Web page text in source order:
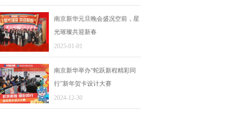
南京新华元旦晚会盛况空前，星
光璀璨共迎新春
2025-01-01
南京新华举办“蛇跃新程精彩同
行”新年贺卡设计大赛
2024-12-30